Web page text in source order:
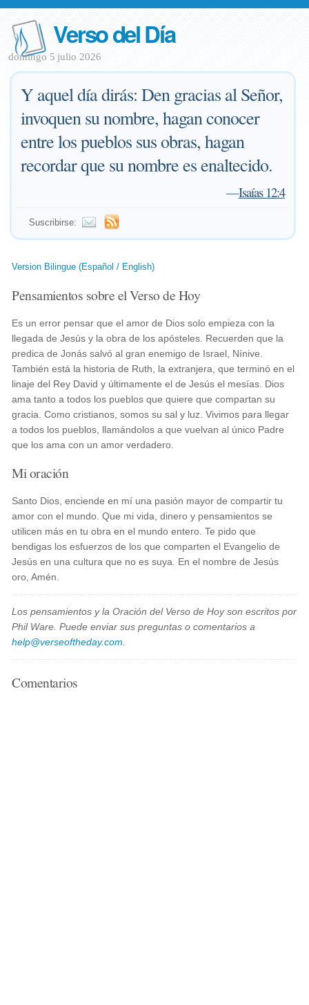
Verso del Día
domingo 5 julio 2026
Y aquel día dirás: Den gracias al Señor,
invoquen su nombre, hagan conocer
entre los pueblos sus obras, hagan
recordar que su nombre es enaltecido.
—Isaías 12:4
Suscribirse:
Version Bilingue (Español / English)
Pensamientos sobre el Verso de Hoy
Es un error pensar que el amor de Dios solo empieza con la
llegada de Jesús y la obra de los apósteles. Recuerden que la
predica de Jonás salvó al gran enemigo de Israel, Nínive.
También está la historia de Ruth, la extranjera, que terminó en el
linaje del Rey David y últimamente el de Jesús el mesías. Dios
ama tanto a todos los pueblos que quiere que compartan su
gracia. Como cristianos, somos su sal y luz. Vivimos para llegar
a todos los pueblos, llamándolos a que vuelvan al único Padre
que los ama con un amor verdadero.
Mi oración
Santo Dios, enciende en mí una pasión mayor de compartir tu
amor con el mundo. Que mi vida, dinero y pensamientos se
utilicen más en tu obra en el mundo entero. Te pido que
bendigas los esfuerzos de los que comparten el Evangelio de
Jesús en una cultura que no es suya. En el nombre de Jesús
oro, Amén.
Los pensamientos y la Oración del Verso de Hoy son escritos por
Phil Ware. Puede enviar sus preguntas o comentarios a
help@verseoftheday.com
Comentarios